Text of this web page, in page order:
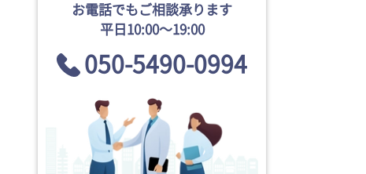
お電話でもご相談承ります
平日10:00〜19:00
050-5490-0994